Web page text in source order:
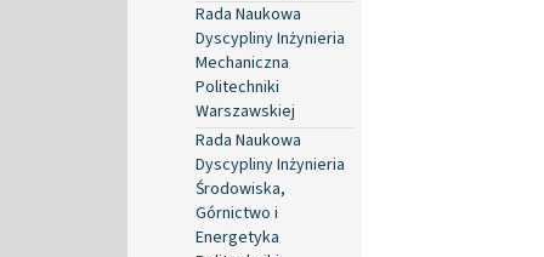
Rada Naukowa
Dyscypliny Inżynieria
Mechaniczna
Politechniki
Warszawskiej
Rada Naukowa
Dyscypliny Inżynieria
Środowiska,
Górnictwo i
Energetyka